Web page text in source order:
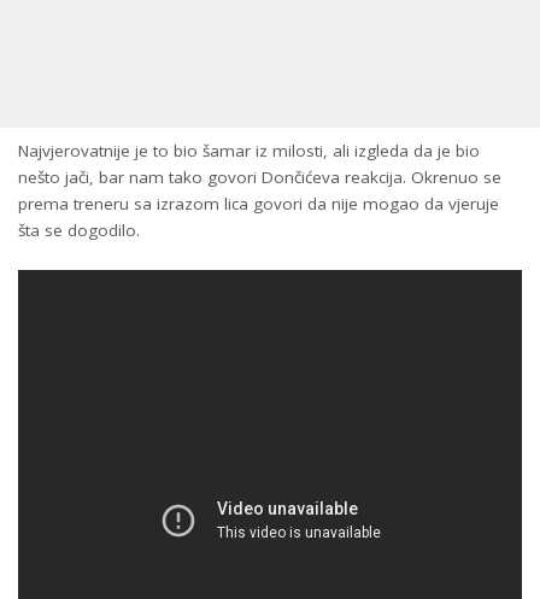
Najvjerovatnije je to bio šamar iz milosti, ali izgleda da je bio
nešto jači, bar nam tako govori Dončićeva reakcija. Okrenuo se
prema treneru sa izrazom lica govori da nije mogao da vjeruje
šta se dogodilo.